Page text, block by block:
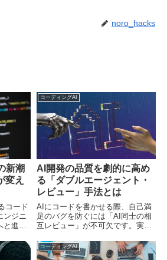
noro_hacks
新潮
変え
コード
ンジニ
と進
で解説
コーディングAI
AI開発の品質を劇的に高め
る「ダブルエージェント・
レビュー」手法とは
AIにコードを書かせる際、自己満
足のバグを防ぐには「AI同士の相
互レビュー」が不可欠です。実行
ント手法の仕組みと、その技術的
背景を解説します。
コーディングAI